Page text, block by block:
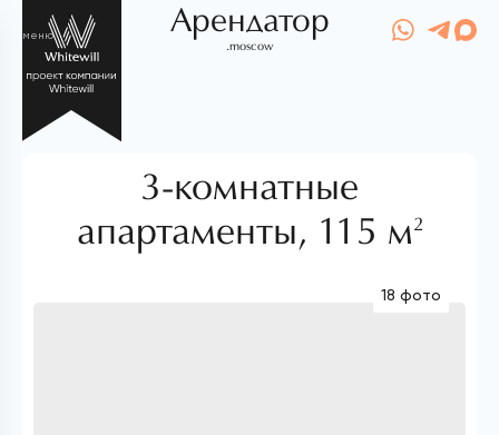
меню Арендатор
.moscow
3-комнатные
апартаменты, 115 м2
18 фото